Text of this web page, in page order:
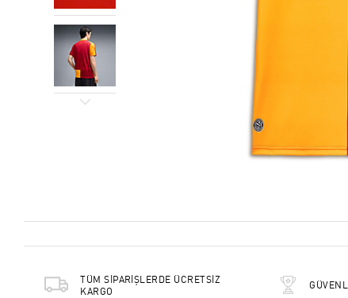
TÜM SİPARİŞLERDE ÜCRETSİZ
KARGO